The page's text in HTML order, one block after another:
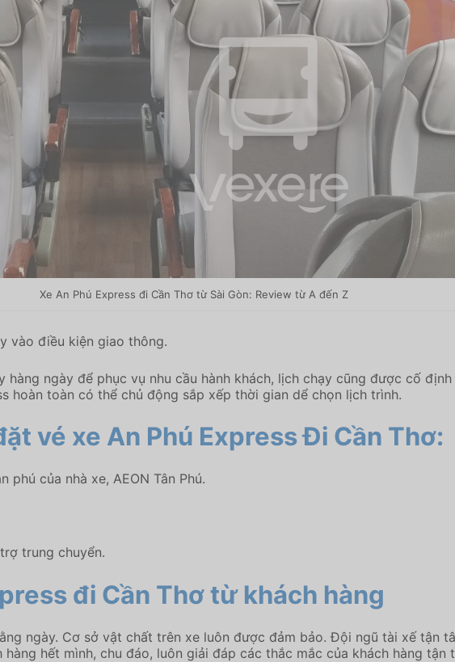
Xe An Phú Express đi Cần Thơ từ Sài Gòn: Review từ A đến Z
vào điều kiện giao thông.
ngày để phục vụ nhu cầu hành khách, lịch chạy cũng được cố
hoàn toàn có thể chủ động sắp xếp thời gian dể chọn lịch trình.
vé xe An Phú ExpressĐi Cần Thơ:
của nhà xe, AEON Tân Phú.
trung chuyển.
đi Cần Thơ từ khách hàng
ngày. Cơ sở vật chất trên xe luôn được đảm bảo. Đội ngũ tài xế tận
hết mình, chu đáo, luôn giải đáp các thắc mắc của khách hàng tận